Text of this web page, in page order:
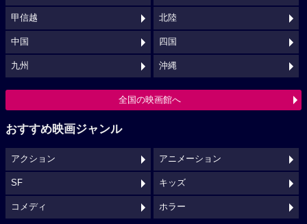
甲信越 北陸
中国 四国
九州 沖縄
全国の映画館へ
おすすめ映画ジャンル
アクション アニメーション
SF キッズ
コメディ ホラー